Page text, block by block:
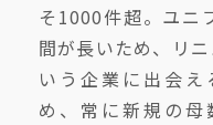
そ1000件超。ユニ
間が長いため、リ
いう企業に出会
め、常に新規の